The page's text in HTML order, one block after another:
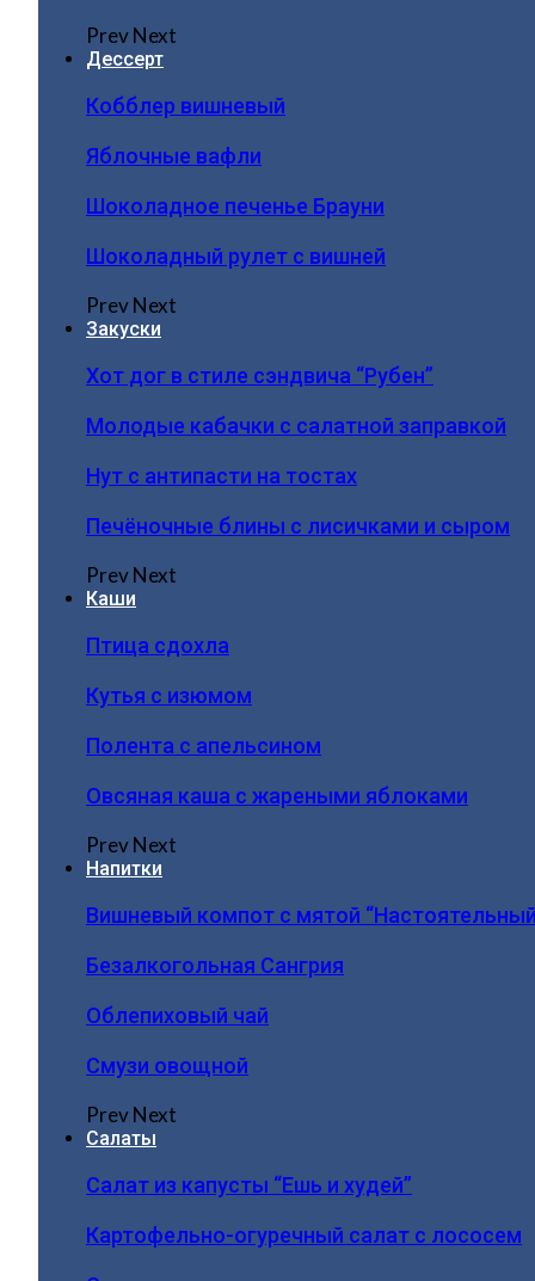
PrevNext
Дессерт
Кобблер вишневый
Яблочные вафли
Шоколадное печенье Брауни
Шоколадный рулет с вишней
PrevNext
Закуски
Хот дог в стиле сэндвича “Рубен”
Молодые кабачки с салатной заправкой
Нут с антипасти на тостах
Печёночные блины с лисичками и сыром
PrevNext
Каши
Птица сдохла
Кутья с изюмом
Полента с апельсином
Овсяная каша с жареными яблоками
PrevNext
Напитки
Вишневый компот с мятой
Безалкогольная Сангрия
Облепиховый чай
Смузи овощной
PrevNext
Салаты
Салат из капусты “Ешь и худей”
Картофельно-огуречный салат с лососем